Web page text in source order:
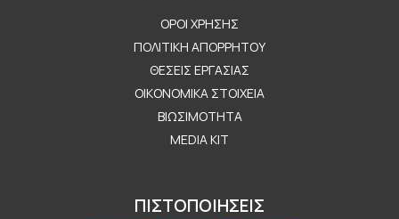
Μενού Εταιρείας
ΌΡΟΙ ΧΡΉΣΗΣ
ΠΟΛΙΤΙΚΉ ΑΠΟΡΡΉΤΟΥ
ΘΈΣΕΙΣ ΕΡΓΑΣΊΑΣ
ΟΙΚΟΝΟΜΙΚΆ ΣΤΟΙΧΕΊΑ
ΒΙΩΣΙΜΌΤΗΤΑ
MEDIA KIT
ΠΙΣΤΟΠΟΙΗΣΕΙΣ